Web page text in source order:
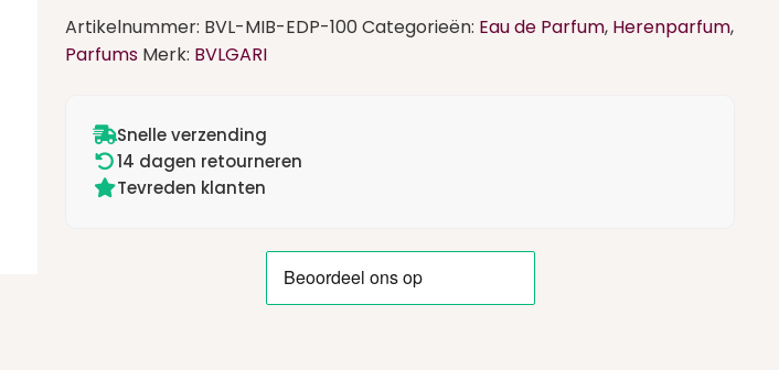
Black
Eau
de
aantal
Artikelnummer: BVL-MIB-EDP-100Categorieën: Eau de Parfum, Herenparfum,
Parfums Merk: BVLGARI
Snelle verzending
14 dagen retourneren
Tevreden klanten